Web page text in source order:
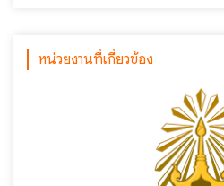
หน่วยงานที่เกี่ยวข้อง